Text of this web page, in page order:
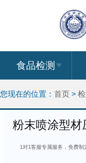
食品检测
您现在的位置： 首页 >
粉末喷涂型材
1对1客服专属服务，免费